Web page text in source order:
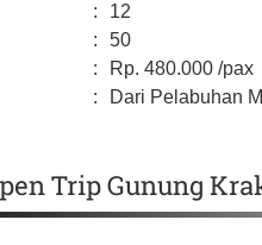
:
12
:
50
: Rp. 480.000 /pax
: Dari Pelabuhan
Trip Gunung